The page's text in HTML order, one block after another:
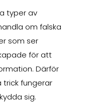
typer av
om falska
som ser
för att
Därför
fungerar
sig.